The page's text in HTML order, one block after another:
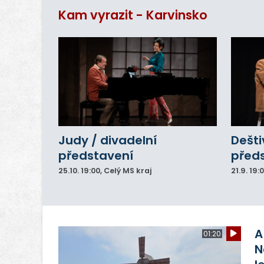
Kam vyrazit - Karvinsko
Judy / divadelní
představení
25.10.19:00, Celý MS kraj 21.9.
01:20